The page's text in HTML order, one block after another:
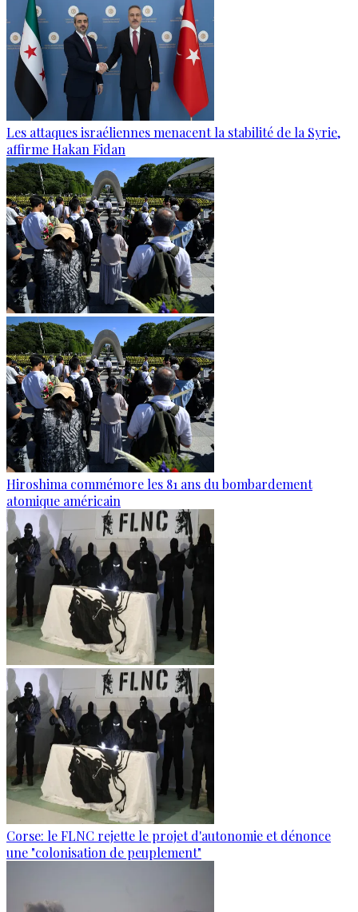
Les attaques israéliennes menacent la stabilité de la Syrie,
affirme Hakan Fidan
Hiroshima commémore les 81 ans du bombardement
atomique américain
Corse: le FLNC rejette le projet d'autonomie et dénonce
une "colonisation de peuplement"